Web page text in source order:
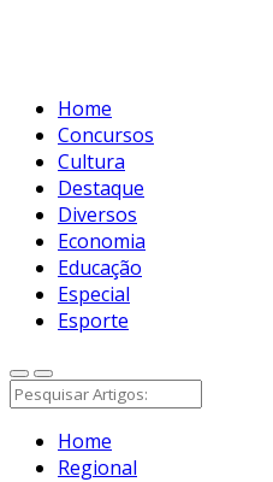
Home
Concursos
Cultura
Destaque
Diversos
Economia
Educação
Especial
Esporte
Home
Regional